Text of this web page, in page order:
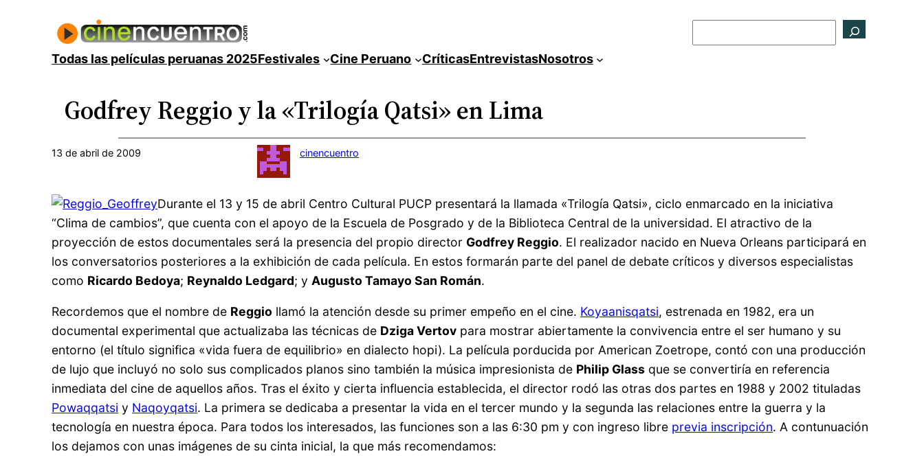
contenidoTodas las películas peruanas 2025Festivales Cine Peruano CríticasEntrevistasNosotros
Godfrey Reggio y la «Trilogía Qatsi» en Lima
13 de abril de 2009 cinencuentro
Durante el 13 y 15 de abril Centro Cultural PUCP presentará la llamada «Trilogía Qatsi», ciclo enmarcado en la iniciativa
“Clima de cambios”, que cuenta con el apoyo de la Escuela de Posgrado y de la Biblioteca Central de la universidad. El atractivo de la
proyección de estos documentales será la presencia del propio director Godfrey Reggio. El realizador nacido en Nueva Orleans participará en
los conversatorios posteriores a la exhibición de cada película. En estos formarán parte del panel de debate críticos y diversos especialistas
como Ricardo Bedoya; Reynaldo Ledgard; y Augusto Tamayo San Román.
Recordemos que el nombre de Reggio llamó la atención desde su primer empeño en el cine. Koyaanisqatsi, estrenada en 1982, era un
documental experimental que actualizaba las técnicas de Dziga Vertov para mostrar abiertamente la convivencia entre el ser humano y su
entorno (el título significa «vida fuera de equilibrio» en dialecto hopi). La película porducida por American Zoetrope, contó con una producción
de lujo que incluyó no solo sus complicados planos sino también la música impresionista de Philip Glass que se convertiría en referencia
inmediata del cine de aquellos años. Tras el éxito y cierta influencia establecida, el director rodó las otras dos partes en 1988 y 2002 tituladas
Powaqqatsi y Naqoyqatsi. La primera se dedicaba a presentar la vida en el tercer mundo y la segunda las relaciones entre la guerra y la
tecnología en nuestra época. Para todos los interesados, las funciones son a las 6:30 pm y con ingreso libre previa inscripción. A contunuación
los dejamos con unas imágenes de su cinta inicial, la que más recomendamos: